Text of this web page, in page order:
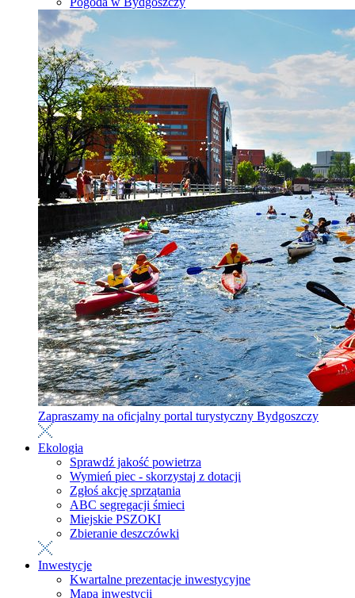
Zapraszamy na oficjalny portal turystyczny Bydgoszczy
Ekologia
Sprawdź jakość powietrza
Wymień piec - skorzystaj z dotacji
Zgłoś akcję sprzątania
ABC segregacji śmieci
Miejskie PSZOKI
Zbieranie deszczówki
Inwestycje
Kwartalne prezentacje inwestycyjne
Mapa inwestycji